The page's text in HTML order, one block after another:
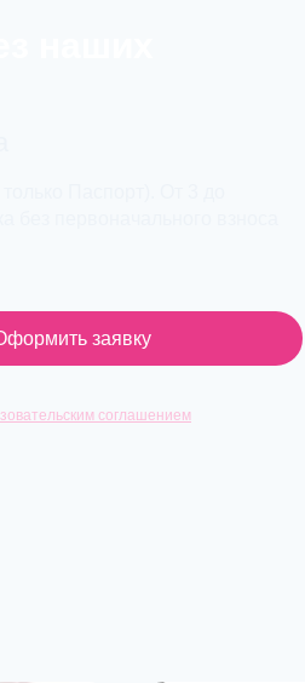
заявку
соглашением